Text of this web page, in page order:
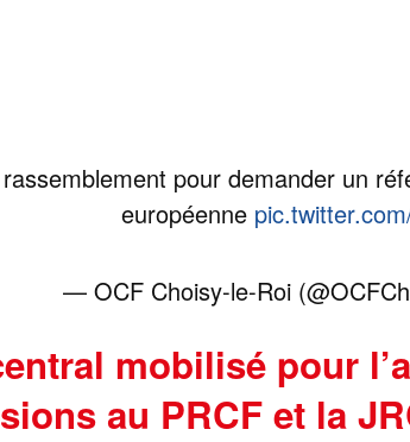
pour demander un
européenne
— OCF Choisy-le-Roi
mobilisé pour
au PRCF et la